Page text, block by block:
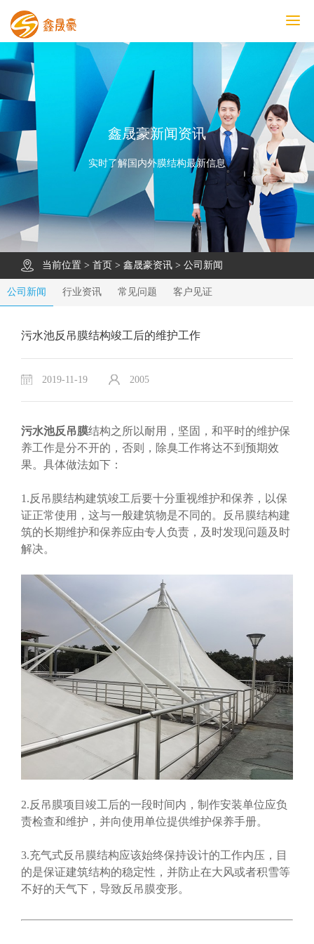
鑫晟豪首页
产品中心
工程案例
膜结构车棚
污水池反吊膜加盖
鑫晟豪资讯
关于鑫晟豪
联系鑫晟豪
鑫晟豪新闻资讯
实时了解国内外膜结构最新信息
当前位置 > 首页 > 鑫晟豪资讯 > 公司新闻
公司新闻 行业资讯 常见问题 客户见证
污水池反吊膜结构竣工后的维护工作
2019-11-19 2005
污水池反吊膜结构之所以耐用，坚固，和平时的维护保
养工作是分不开的，否则，除臭工作将达不到预期效
果。具体做法如下：
1.反吊膜结构建筑竣工后要十分重视维护和保养，以保
证正常使用，这与一般建筑物是不同的。反吊膜结构建
筑的长期维护和保养应由专人负责，及时发现问题及时
解决。
2.反吊膜项目竣工后的一段时间内，制作安装单位应负
责检查和维护，并向使用单位提供维护保养手册。
3.充气式反吊膜结构应该始终保持设计的工作内压，目
的是保证建筑结构的稳定性，并防止在大风或者积雪等
不好的天气下，导致反吊膜变形。